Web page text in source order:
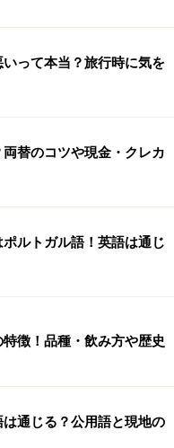
って本当？旅行時に気を
替のコツや現金・クレカ
ルトガル語！英語は通じ
徴！品種・飲み方や歴史
通じる？公用語と現地の